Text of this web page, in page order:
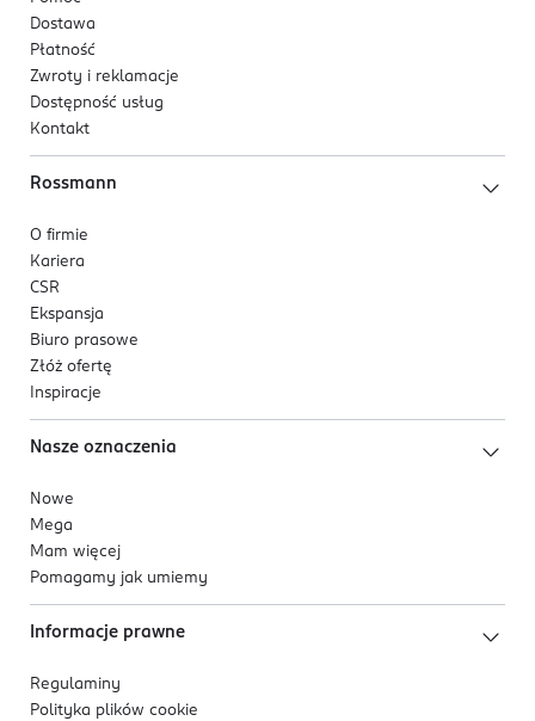
Dostawa
Płatność
Zwroty i reklamacje
Dostępność usług
Kontakt
Rossmann
O firmie
Kariera
CSR
Ekspansja
Biuro prasowe
Złóż ofertę
Inspiracje
Nasze oznaczenia
Nowe
Mega
Mam więcej
Pomagamy jak umiemy
Informacje prawne
Regulaminy
Polityka plików cookie